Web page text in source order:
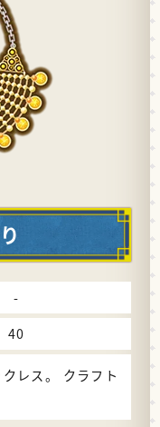
-
40
レス。 クラフト